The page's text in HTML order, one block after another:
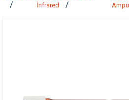
İnfrared
Ampul